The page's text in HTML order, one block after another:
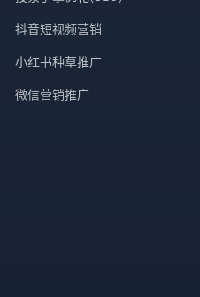
抖音短视频营销
小红书种草推广
微信营销推广